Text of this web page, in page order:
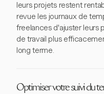
leurs projets restent
revue les journaux de
freelances d'ajuster leurs
de travail plus
long terme.
Optimiser votre suivi du